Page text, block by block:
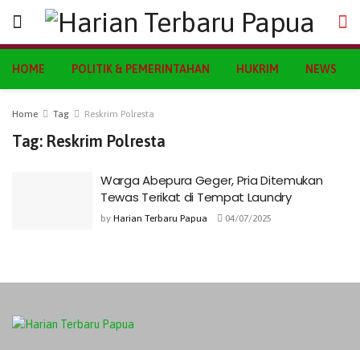
HOME POLITIK & PEMERINTAHAN HUKRIM NEWS
Home Tag Reskrim Polresta
Tag: Reskrim Polresta
Warga Abepura Geger, Pria Ditemukan
Tewas Terikat di Tempat Laundry
by Harian Terbaru Papua 04/07/2025